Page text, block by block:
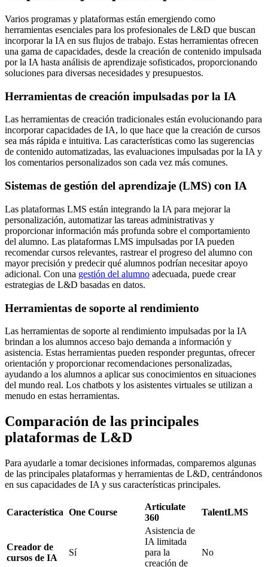
Varios programas y plataformas están emergiendo como
herramientas esenciales para los profesionales de L&D que buscan
incorporar la IA en sus flujos de trabajo. Estas herramientas ofrecen
una gama de capacidades, desde la creación de contenido impulsada
por la IA hasta análisis de aprendizaje sofisticados, proporcionando
soluciones para diversas necesidades y presupuestos.
Herramientas de creación impulsadas por la IA
Las herramientas de creación tradicionales están evolucionando para
incorporar capacidades de IA, lo que hace que la creación de cursos
sea más rápida e intuitiva. Las características como las sugerencias
de contenido automatizadas, las evaluaciones impulsadas por la IA y
los comentarios personalizados son cada vez más comunes.
Sistemas de gestión del aprendizaje (LMS) con IA
Las plataformas LMS están integrando la IA para mejorar la
personalización, automatizar las tareas administrativas y
proporcionar información más profunda sobre el comportamiento
del alumno. Las plataformas LMS impulsadas por IA pueden
recomendar cursos relevantes, rastrear el progreso del alumno con
mayor precisión y predecir qué alumnos podrían necesitar apoyo
adicional. Con una gestión del alumno adecuada, puede crear
estrategias de L&D basadas en datos.
Herramientas de soporte al rendimiento
Las herramientas de soporte al rendimiento impulsadas por la IA
brindan a los alumnos acceso bajo demanda a información y
asistencia. Estas herramientas pueden responder preguntas, ofrecer
orientación y proporcionar recomendaciones personalizadas,
ayudando a los alumnos a aplicar sus conocimientos en situaciones
del mundo real. Los chatbots y los asistentes virtuales se utilizan a
menudo en estas herramientas.
Comparación de las principales
plataformas de L&D
Para ayudarle a tomar decisiones informadas, comparemos algunas
de las principales plataformas y herramientas de L&D, centrándonos
en sus capacidades de IA y sus características principales.
Característica One Course
Articulate
360
TalentLMS
Creador de
cursos de IA
Sí
Asistencia de
IA limitada
para la
creación de
No